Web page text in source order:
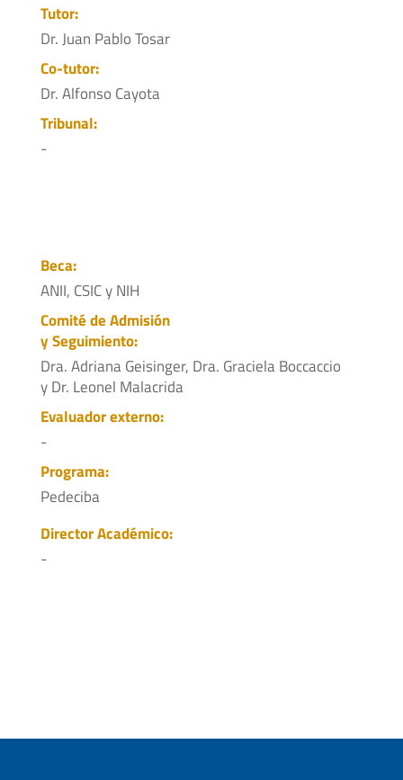
Tutor:
Dr. Juan Pablo Tosar
Co-tutor:
Dr. Alfonso Cayota
Tribunal:
-
Beca:
ANII, CSIC y NIH
Comité de Admisión
y Seguimiento:
Dra. Adriana Geisinger, Dra. Graciela Boccaccio
y Dr. Leonel Malacrida
Evaluador externo:
-
Programa:
Pedeciba
Director Académico:
-